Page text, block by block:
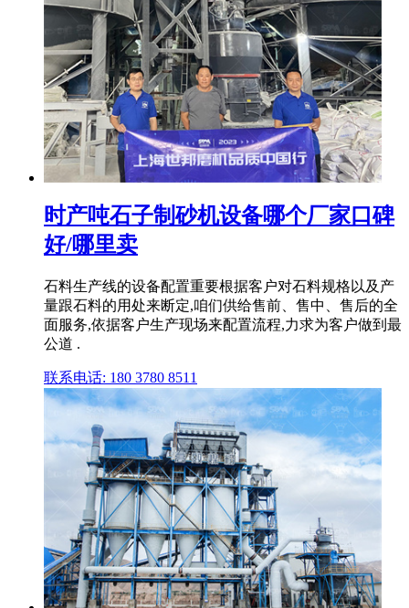
时产吨石子制砂机设备哪个厂家口碑
好/哪里卖
石料生产线的设备配置重要根据客户对石料规格以及产
量跟石料的用处来断定,咱们供给售前、售中、售后的全
面服务,依据客户生产现场来配置流程,力求为客户做到最
公道 .
联系电话: 180 3780 8511